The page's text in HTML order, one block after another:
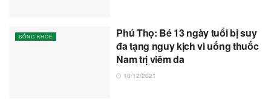
SỐNG KHỎE
Phú Thọ: Bé 13 ngày tuổi bị suy
đa tạng nguy kịch vì uống thuốc
Nam trị viêm da
18/12/2021